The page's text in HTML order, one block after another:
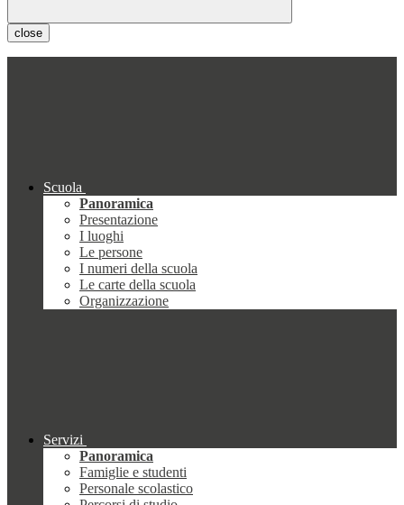
close
Scuola
Panoramica
Presentazione
I luoghi
Le persone
I numeri della scuola
Le carte della scuola
Organizzazione
Servizi
Panoramica
Famiglie e studenti
Personale scolastico